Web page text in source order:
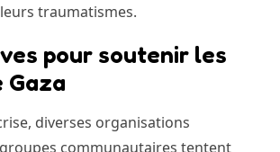
traumatismes.
pour soutenir les
Gaza
diverses organisations
communautaires tentent